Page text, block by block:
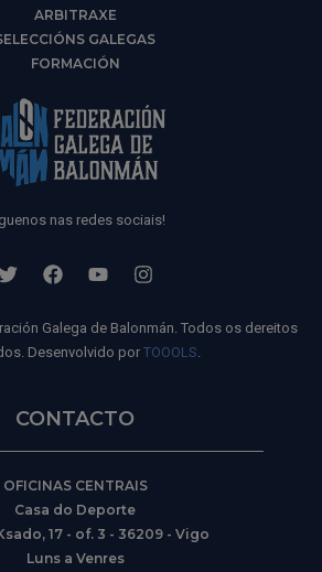
ARBITRAXE
GALEGAS
FORMACIÓN
nas redes sociais!
Galega de Balonmán. Todos os dereitos
Desenvolvido por TOOOLS
CONTACTO
OFICINAS CENTRAIS
Casa do Deporte
17 - of. 3 - 36209 - Vigo
Luns a Venres